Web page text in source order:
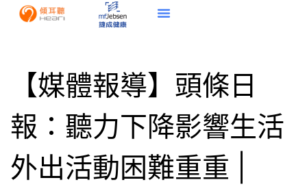
【媒體報導】頭條日
報：聽力下降影響生活
外出活動困難重重 |